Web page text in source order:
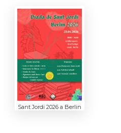
Sant Jordi 2026 a Berlin